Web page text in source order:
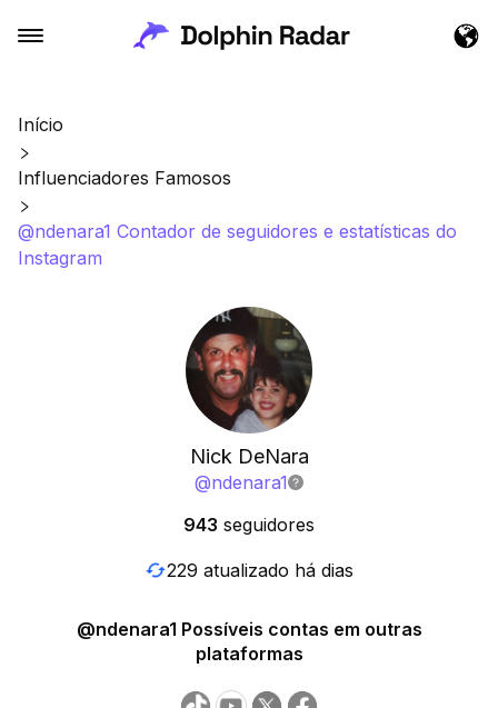
Início
Influenciadores Famosos
@ndenara1 Contador de seguidores e estatísticas do
Instagram
Nick DeNara
@ndenara1
943 seguidores
229 atualizado há dias
@ndenara1 Possíveis contas em outras
plataformas